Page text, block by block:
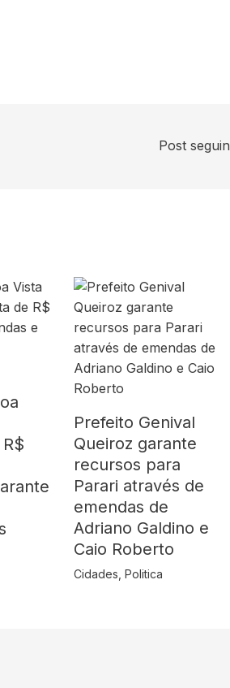
Post
Prefeito Genival
Queiroz garante
recursos para
Parari através de
emendas de
Adriano Galdino e
Caio Roberto
Cidades ,Politica